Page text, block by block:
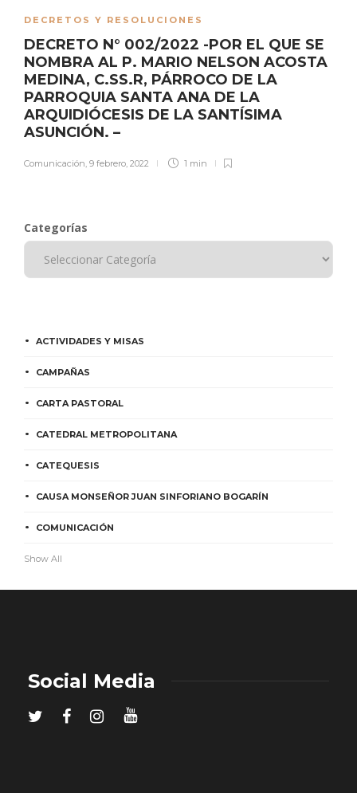
DECRETOS Y RESOLUCIONES
DECRETO N° 002/2022 -POR EL QUE SE
NOMBRA AL P. MARIO NELSON ACOSTA
MEDINA, C.SS.R, PÁRROCO DE LA
PARROQUIA SANTA ANA DE LA
ARQUIDIÓCESIS DE LA SANTÍSIMA
ASUNCIÓN. –
Comunicación 9 febrero, 2022 1 min
Categorías
ACTIVIDADES Y MISAS
CAMPAÑAS
CARTA PASTORAL
CATEDRAL METROPOLITANA
CATEQUESIS
CAUSA MONSEÑOR JUAN SINFORIANO BOGARÍN
COMUNICACIÓN
Show All
Social Media